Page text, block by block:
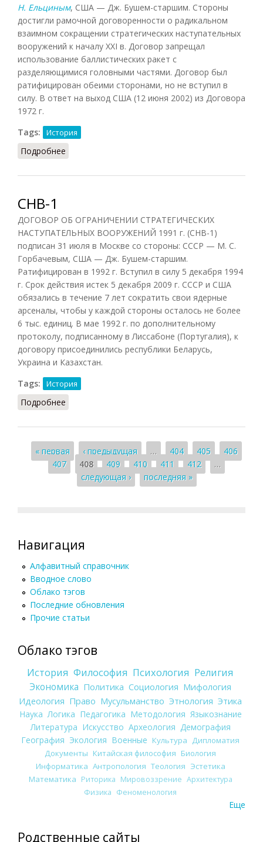
Н. Ельциным, США — Дж. Бушем-старшим. Стороны
достигли рамочной договоренности о радикальном
взаимном сокращении стратегических наступательных
вооружений к началу XXI в. Договор запрещал
использование баллистических ракет с
разделяющимися головными частями. Договор был
ратифицирован обеими сторонами, но не вступил в
силу. В ответ на выход США (12 июня 2002) из Договора
1972 г.
Tags:
История
Подробнее
СНВ-1
ДОГОВОР ОБ ОГРАНИЧЕНИИ СТРАТЕГИЧЕСКИХ
НАСТУПАТЕЛЬНЫХ ВООРУЖЕНИЙ 1991 г. (СНВ-1)
подписан 31 июля в Москве со стороны: СССР — М. С.
Горбачевым, США — Дж. Бушем-старшим.
Ратифицирован в 1992 г. Вступил в силу 5 декабря 1994
г. Срок действия истек 5 декабря 2009 г. СССР и США
обязались в течение 7 лет сократить свои ядерные
арсеналы, чтобы у каждой стороны осталось не более
6 тыс. единиц. В мае 1992 г. по дополнительному
протоколу, подписанному в Лиссабоне (Португалия), к
договору присоединились республики Беларусь,
Украина и Казахстан.
Tags:
История
Подробнее
Страницы
« первая ‹ предыдущая … 404 405
406
407
408 409 410 411 412
…
следующая ›
последняя »
Навигация
Алфавитный справочник
Вводное слово
Облако тэгов
Последние обновления
Прочие статьи
Облако тэгов
История Философия Психология Религия
Экономика Политика Социология Мифология
Идеология Право Мусульманство Этнология Этика
Наука Логика Педагогика Методология Языкознание
Литература Искусство Археология Демография
География Экология Военные Культура
Дипломатия
Документы Китайская философия Биология
Информатика Антропология Теология Эстетика
Математика Риторика Мировоззрение Архитектура
Физика Феноменология
Еще
Родственные сайты